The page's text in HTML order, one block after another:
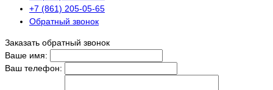
+7 (861) 205-05-65
Обратный звонок
Заказать обратный звонок
Ваше имя:
Ваш телефон: